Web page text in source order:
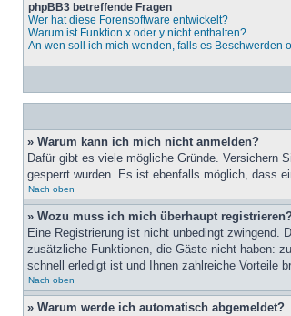
phpBB3 betreffende Fragen
Wer hat diese Forensoftware entwickelt?
Warum ist Funktion x oder y nicht enthalten?
An wen soll ich mich wenden, falls es Beschwerden
» Warum kann ich mich nicht anmelden?
Dafür gibt es viele mögliche Gründe. Versichern
gesperrt wurden. Es ist ebenfalls möglich, dass
Nach oben
» Wozu muss ich mich überhaupt registrieren?
Eine Registrierung ist nicht unbedingt zwingend.
zusätzliche Funktionen, die Gäste nicht haben:
schnell erledigt ist und Ihnen zahlreiche Vorteile
Nach oben
» Warum werde ich automatisch abgemeldet?